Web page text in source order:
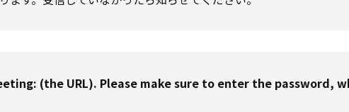
(the URL). Please make sure to enter the password,